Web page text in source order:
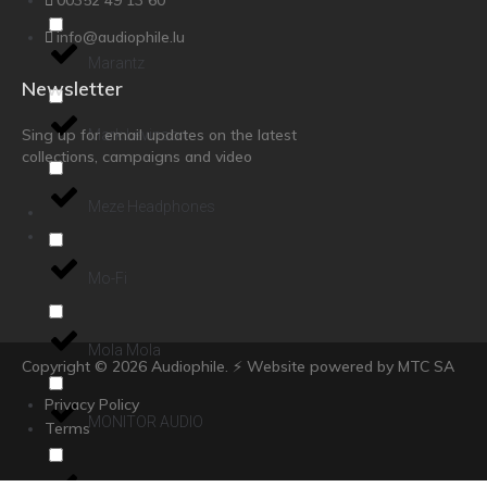
Marantz
Mark Levinson
Meze Headphones
Mola Mola
MONITOR AUDIO
info@audiophile.lu
Newsletter
Sing up for email updates on the latest
collections, campaigns and video
Copyright © 2026 Audiophile. ⚡ Website powered by MTC SA
Privacy Policy
Terms